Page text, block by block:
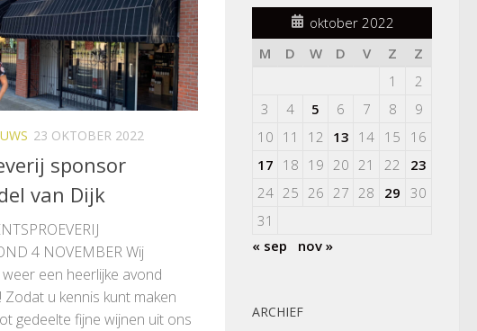
23 OKTOBER 2022
sponsor
van Dijk
4 NOVEMBER Wij
een heerlijke avond
Zodat u kennis kunt maken
gedeelte fijne wijnen uit ons
oktober 2022
M
D W D V Z
Z
1
2
3
4 5 6 7 8
9
10 11 12 13 14 15
16
17 18 19 20 21 22
23
24 25 26 27 28 29 30
31
« sep
nov »
ARCHIEF